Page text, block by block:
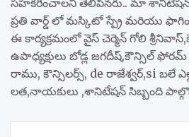
సహకరించాలని తెలిపినరు.. మా శానిటేషన్
ప్రతి వార్డ్ లో మస్కిటో స్ప్రే మరియు
ఈ కార్యక్రమంలో వైస్ చెర్మెన్ గోలి
ఉపాధ్యక్షులు బోడ్ల జగదీష్,కౌన్సిల్ ఫోరమ్
రాము, కౌన్సిలర్స్, de రాజేశ్వర్,si బలే
లత,నాయకులు ,శానిటేషన్ సిబ్బంది